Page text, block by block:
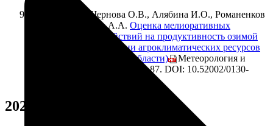
Павлова В.Н., Чернова О.В., Алябина И.О., Романенков
В.А., Караченкова А.А. Оценка мелиоративных
управляющих воздействий на продуктивность озимой
пшеницы при изменении агроклиматических ресурсов
(на примере Ростовской области)// Метеорология и
гидрология, 2024, № 6, с. 74-87. DOI: 10.52002/0130-
2023